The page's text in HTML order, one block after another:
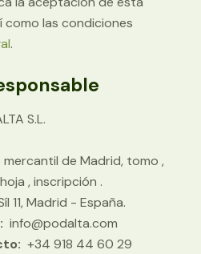
como las condiciones
.
S.L.
de Madrid, tomo ,
, inscripción .
11, Madrid - España.
info@podalta.com
+34 918 44 60 29